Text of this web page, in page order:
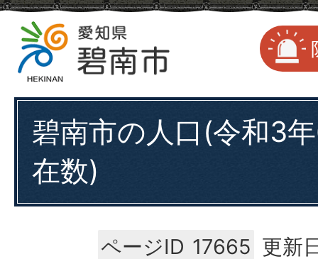
碧南市の人口(令和3
在数)
ページID 17665 更新